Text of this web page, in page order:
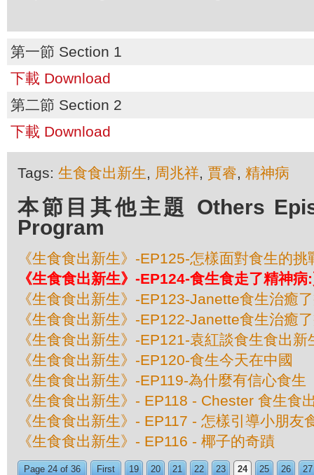
第一節 Section 1
下載 Download
第二節 Section 2
下載 Download
Tags: 生食食出新生, 周兆祥, 賈睿, 精神病
本節目其他主題 Others
Program
《生食食出新生》-EP125-怎樣面對食生的挑
《生食食出新生》-EP124-食生食走了精神
《生食食出新生》-EP123-Janette食生治癒
《生食食出新生》-EP122-Janette食生治癒
《生食食出新生》-EP121-袁紅談食生食出新
《生食食出新生》-EP120-食生今天在中國
《生食食出新生》-EP119-為什麼有信心食生
《生食食出新生》- EP118 - Chester 食生食
《生食食出新生》- EP117 - 怎樣引導小朋友
《生食食出新生》- EP116 - 椰子的奇蹟
Page 24 of 36 First 19 20 21 22 23 24 25 26 27